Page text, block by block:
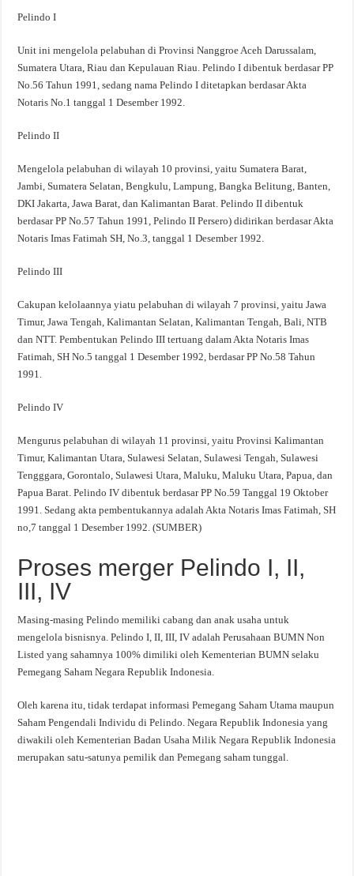
Pelindo I
Unit ini mengelola pelabuhan di Provinsi Nanggroe Aceh Darussalam,
Sumatera Utara, Riau dan Kepulauan Riau. Pelindo I dibentuk berdasar PP
No.56 Tahun 1991, sedang nama Pelindo I ditetapkan berdasar Akta
Notaris No.1 tanggal 1 Desember 1992.
Pelindo II
Mengelola pelabuhan di wilayah 10 provinsi, yaitu Sumatera Barat,
Jambi, Sumatera Selatan, Bengkulu, Lampung, Bangka Belitung, Banten,
DKI Jakarta, Jawa Barat, dan Kalimantan Barat. Pelindo II dibentuk
berdasar PP No.57 Tahun 1991, Pelindo II Persero) didirikan berdasar Akta
Notaris Imas Fatimah SH, No.3, tanggal 1 Desember 1992.
Pelindo III
Cakupan kelolaannya yiatu pelabuhan di wilayah 7 provinsi, yaitu Jawa
Timur, Jawa Tengah, Kalimantan Selatan, Kalimantan Tengah, Bali, NTB
dan NTT. Pembentukan Pelindo III tertuang dalam Akta Notaris Imas
Fatimah, SH No.5 tanggal 1 Desember 1992, berdasar PP No.58 Tahun
1991.
Pelindo IV
Mengurus pelabuhan di wilayah 11 provinsi, yaitu Provinsi Kalimantan
Timur, Kalimantan Utara, Sulawesi Selatan, Sulawesi Tengah, Sulawesi
Tengggara, Gorontalo, Sulawesi Utara, Maluku, Maluku Utara, Papua, dan
Papua Barat. Pelindo IV dibentuk berdasar PP No.59 Tanggal 19 Oktober
1991. Sedang akta pembentukannya adalah Akta Notaris Imas Fatimah, SH
no,7 tanggal 1 Desember 1992. (SUMBER)
Proses merger Pelindo I, II,
III, IV
Masing-masing Pelindo memiliki cabang dan anak usaha untuk
mengelola bisnisnya. Pelindo I, II, III, IV adalah Perusahaan BUMN Non
Listed yang sahamnya 100% dimiliki oleh Kementerian BUMN selaku
Pemegang Saham Negara Republik Indonesia.
Oleh karena itu, tidak terdapat informasi Pemegang Saham Utama maupun
Saham Pengendali Individu di Pelindo. Negara Republik Indonesia yang
diwakili oleh Kementerian Badan Usaha Milik Negara Republik Indonesia
merupakan satu-satunya pemilik dan Pemegang saham tunggal.